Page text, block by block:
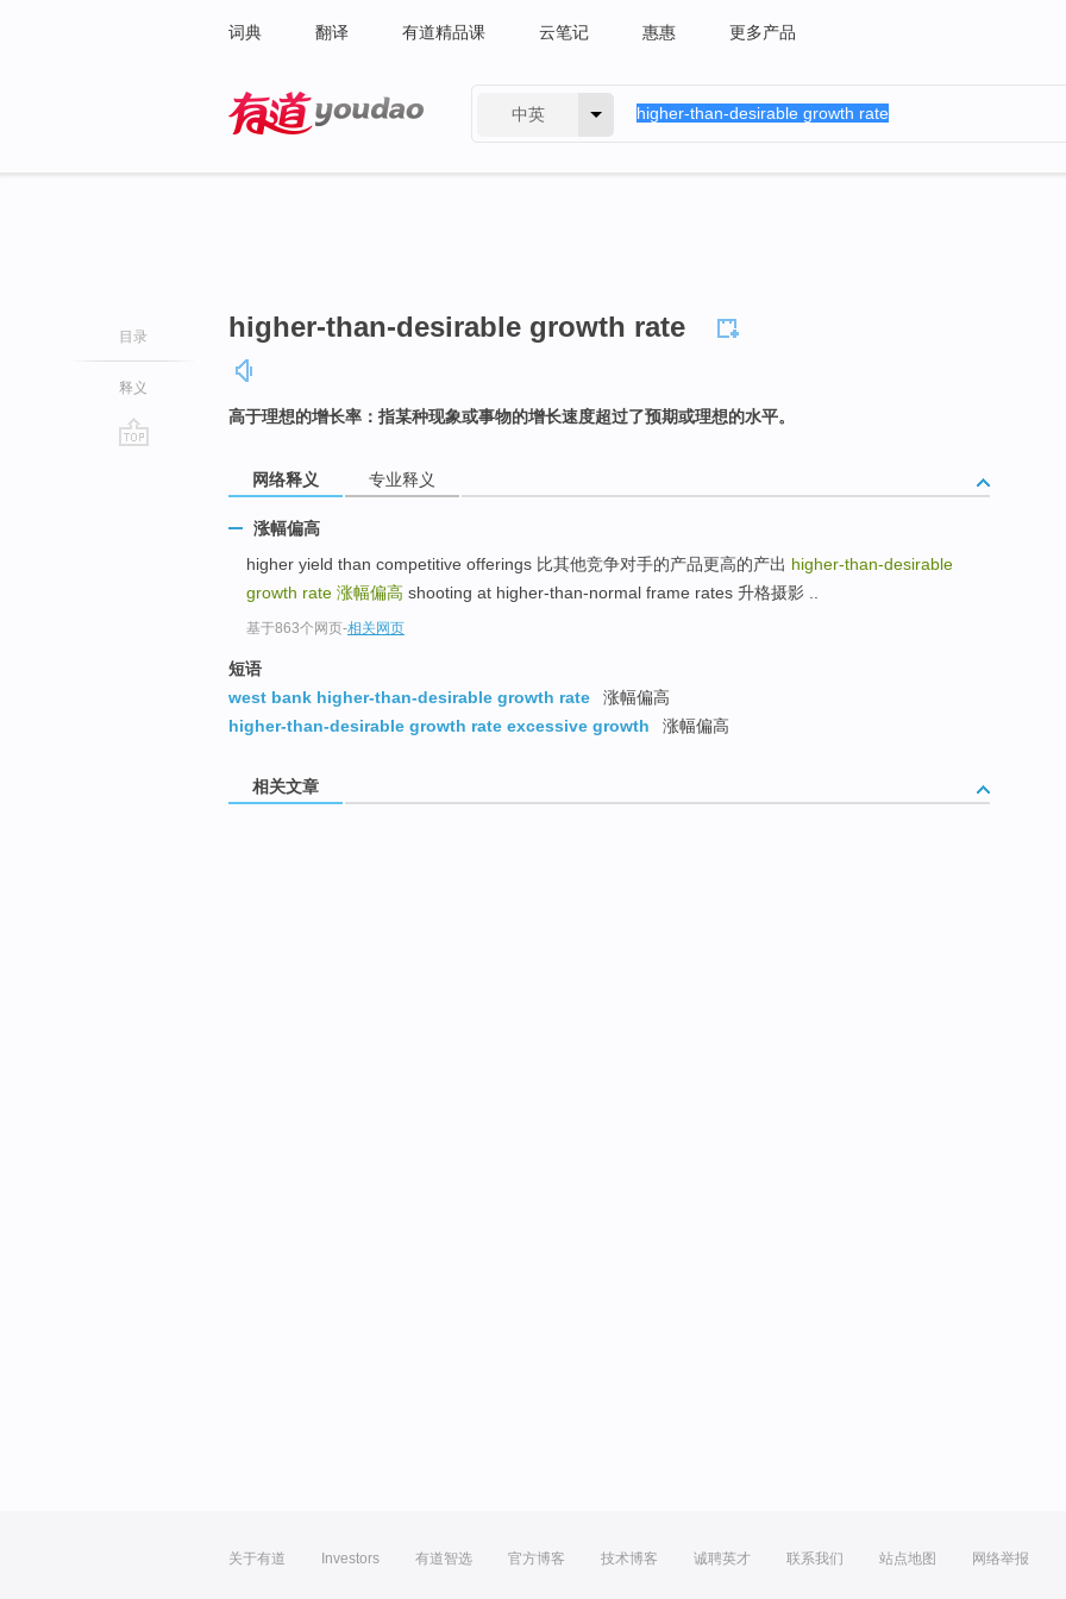
词典 翻译 有道精品课 云笔记 惠惠 更多产品
中英
目录
释义
higher-than-desirable growth rate
高于理想的增长率：指某种现象或事物的增长速度超过了预期或理想的水平。
网络释义 专业释义
涨幅偏高
higher yield than competitive offerings 比其他竞争对手的产品更高的产出 higher-than-desirable
growth rate 涨幅偏高 shooting at higher-than-normal frame rates 升格摄影 ..
基于863个网页-相关网页
短语
west bank higher-than-desirable growth rate
涨幅偏高
higher-than-desirable growth rate excessive growth
涨幅偏高
相关文章
关于有道 Investors 有道智选 官方博客 技术博客 诚聘英才 联系我们 站点地图 网络举报